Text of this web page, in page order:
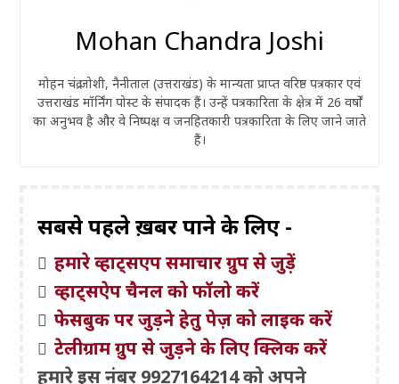
Mohan Chandra Joshi
मोहन चंद्र जोशी, नैनीताल (उत्तराखंड) के मान्यता प्राप्त वरिष्ठ पत्रकार एवं
उत्तराखंड मॉर्निंग पोस्ट के संपादक हैं। उन्हें पत्रकारिता के क्षेत्र में 26 वर्षों
का अनुभव है और वे निष्पक्ष व जनहितकारी पत्रकारिता के लिए जाने जाते
हैं।
सबसे पहले ख़बरें पाने के लिए -
हमारे व्हाट्सएप समाचार ग्रुप से जुड़ें
व्हाट्सऐप चैनल को फॉलो करें
फेसबुक पर जुड़ने हेतु पेज़ को लाइक करें
टेलीग्राम ग्रुप से जुड़ने के लिए क्लिक करें
हमारे इस नंबर 9927164214 को अपने